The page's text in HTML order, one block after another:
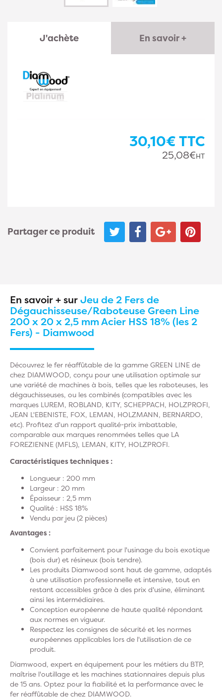
J'achète En savoir +
30,10€TTC
25,08€HT
Partager ce produit
En savoir + surJeu de 2 Fers de
Dégauchisseuse/Raboteuse Green Line
200 x 20 x 2,5 mm Acier HSS 18% (les 2
Fers) - Diamwood
Découvrez le fer réaffûtable de la gamme GREEN LINE de
chez DIAMWOOD, conçu pour une utilisation optimale sur
une variété de machines à bois, telles que les raboteuses, les
dégauchisseuses, ou les combinés (compatibles avec les
marques LUREM, ROBLAND, KITY, SCHEPPACH, HOLZPROFI,
JEAN L'EBENISTE, FOX, LEMAN, HOLZMANN, BERNARDO,
etc). Profitez d'un rapport qualité-prix imbattable,
comparable aux marques renommées telles que LA
FOREZIENNE (MFLS), LEMAN, KITY, HOLZPROFI.
Caractéristiques techniques :
Longueur : 200 mm
Largeur : 20 mm
Épaisseur : 2,5 mm
Qualité : HSS 18%
Vendu par jeu (2 pièces)
Avantages :
Convient parfaitement pour l'usinage du bois exotique
(bois dur) et résineux (bois tendre).
Les produits Diamwood sont haut de gamme, adaptés
à une utilisation professionnelle et intensive, tout en
restant accessibles grâce à des prix d'usine, éliminant
ainsi les intermédiaires.
Conception européenne de haute qualité répondant
aux normes en vigueur.
Respectez les consignes de sécurité et les normes
européennes applicables lors de l'utilisation de ce
produit.
Diamwood, expert en équipement pour les métiers du BTP,
maîtrise l'outillage et les machines stationnaires depuis plus
de 15 ans. Optez pour la fiabilité et la performance avec le
fer réaffûtable de chez DIAMWOOD.